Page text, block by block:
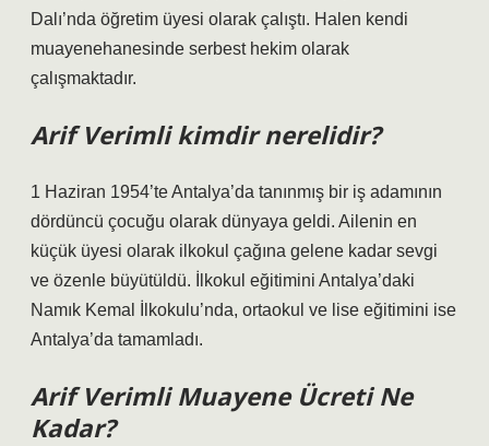
Dalı’nda öğretim üyesi olarak çalıştı. Halen kendi
muayenehanesinde serbest hekim olarak
çalışmaktadır.
Arif Verimli kimdir nerelidir?
1 Haziran 1954’te Antalya’da tanınmış bir iş adamının
dördüncü çocuğu olarak dünyaya geldi. Ailenin en
küçük üyesi olarak ilkokul çağına gelene kadar sevgi
ve özenle büyütüldü. İlkokul eğitimini Antalya’daki
Namık Kemal İlkokulu’nda, ortaokul ve lise eğitimini ise
Antalya’da tamamladı.
Arif Verimli Muayene Ücreti Ne
Kadar?